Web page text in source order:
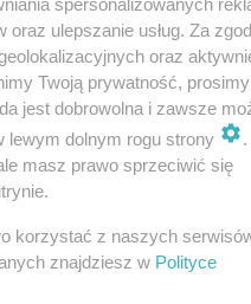
Romana
sąd w
ulepszanie usług. Za
oraz
Twoją prywatność,
jest dobrowolna i zawsze
lewym dolnym rogu strony
.
masz prawo sprzeciwić się
korzystać z naszych
znajdziesz w Polityce